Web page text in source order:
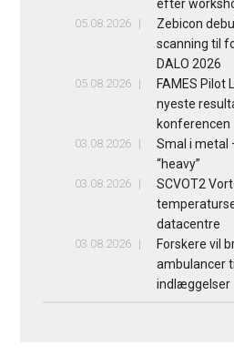
efter
05.08.2026
Zebicon
scanning til
DALO 2026
05.08.2026
FAMES Pilot
nyeste
konferencen
03.08.2026
Smal i metal
“heavy”
03.08.2026
SCVOT2
datacentre
03.08.2026
Forskere vil
ambulancer
indlæggelser